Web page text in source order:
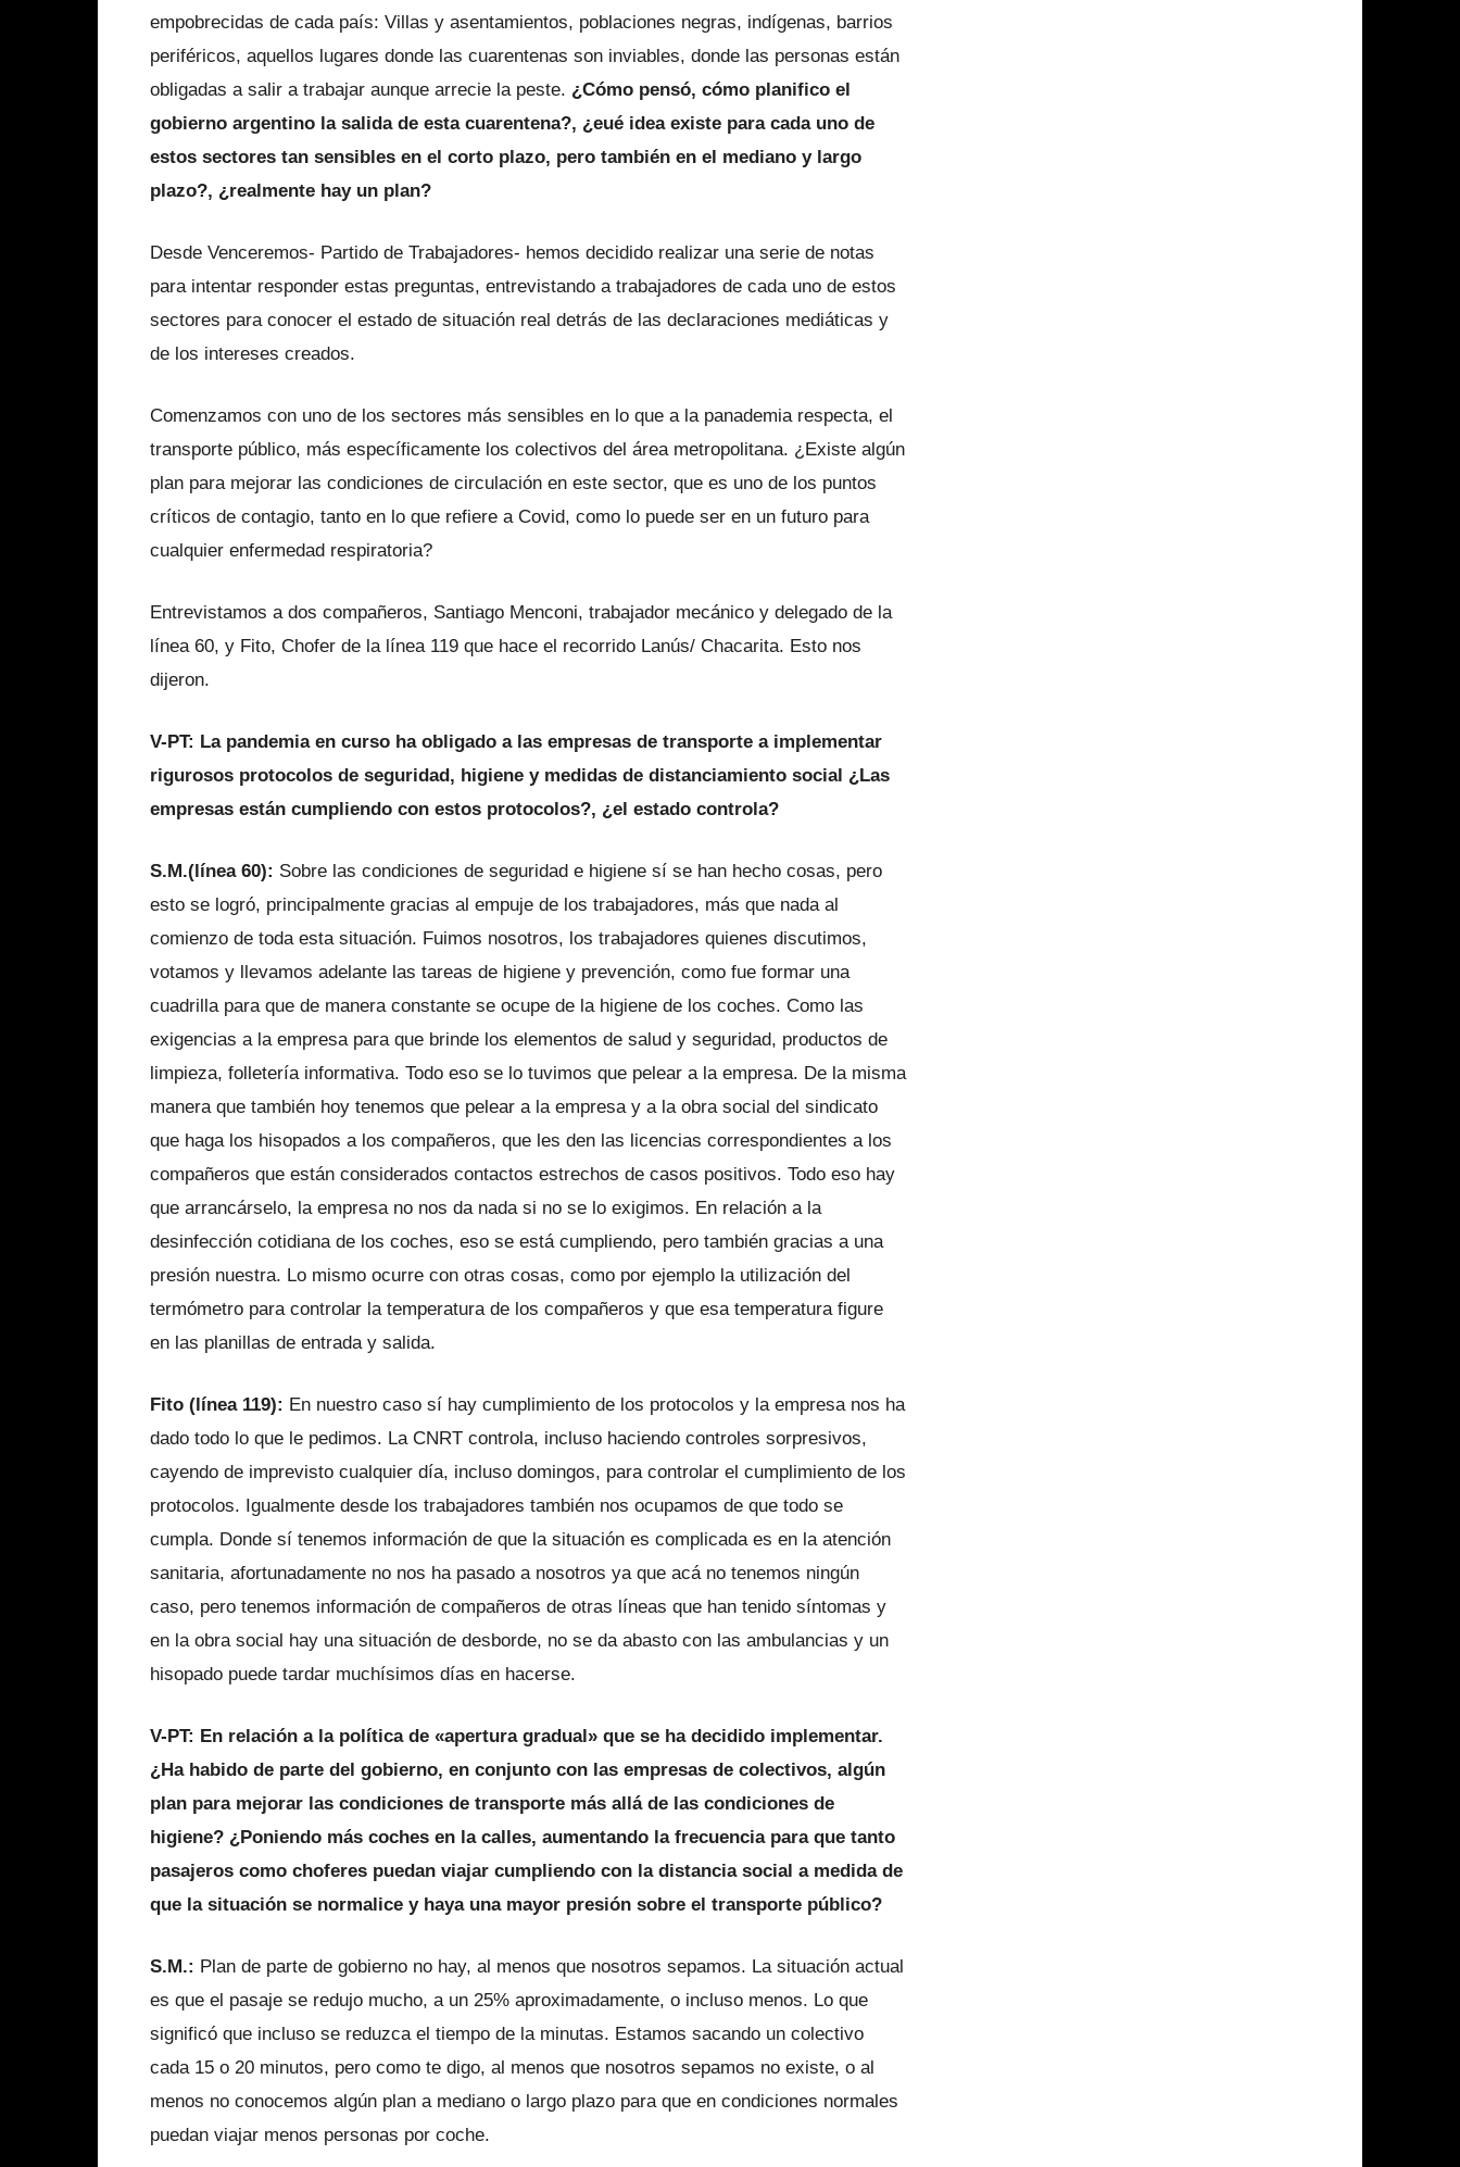
empobrecidas de cada país: Villas y asentamientos, poblaciones negras, indígenas, barrios
periféricos, aquellos lugares donde las cuarentenas son inviables, donde las personas están
obligadas a salir a trabajar aunque arrecie la peste. ¿Cómo pensó, cómo planifico el
gobierno argentino la salida de esta cuarentena?, ¿eué idea existe para cada uno de
estos sectores tan sensibles en el corto plazo, pero también en el mediano y largo
plazo?, ¿realmente hay un plan?
Desde Venceremos- Partido de Trabajadores- hemos decidido realizar una serie de notas
para intentar responder estas preguntas, entrevistando a trabajadores de cada uno de estos
sectores para conocer el estado de situación real detrás de las declaraciones mediáticas y
de los intereses creados.
Comenzamos con uno de los sectores más sensibles en lo que a la panademia respecta, el
transporte público, más específicamente los colectivos del área metropolitana. ¿Existe algún
plan para mejorar las condiciones de circulación en este sector, que es uno de los puntos
críticos de contagio, tanto en lo que refiere a Covid, como lo puede ser en un futuro para
cualquier enfermedad respiratoria?
Entrevistamos a dos compañeros, Santiago Menconi, trabajador mecánico y delegado de la
línea 60, y Fito, Chofer de la línea 119 que hace el recorrido Lanús/ Chacarita. Esto nos
dijeron.
V-PT: La pandemia en curso ha obligado a las empresas de transporte a implementar
rigurosos protocolos de seguridad, higiene y medidas de distanciamiento social ¿Las
empresas están cumpliendo con estos protocolos?, ¿el estado controla?
S.M.(línea 60): Sobre las condiciones de seguridad e higiene sí se han hecho cosas, pero
esto se logró, principalmente gracias al empuje de los trabajadores, más que nada al
comienzo de toda esta situación. Fuimos nosotros, los trabajadores quienes discutimos,
votamos y llevamos adelante las tareas de higiene y prevención, como fue formar una
cuadrilla para que de manera constante se ocupe de la higiene de los coches. Como las
exigencias a la empresa para que brinde los elementos de salud y seguridad, productos de
limpieza, folletería informativa. Todo eso se lo tuvimos que pelear a la empresa. De la misma
manera que también hoy tenemos que pelear a la empresa y a la obra social del sindicato
que haga los hisopados a los compañeros, que les den las licencias correspondientes a los
compañeros que están considerados contactos estrechos de casos positivos. Todo eso hay
que arrancárselo, la empresa no nos da nada si no se lo exigimos. En relación a la
desinfección cotidiana de los coches, eso se está cumpliendo, pero también gracias a una
presión nuestra. Lo mismo ocurre con otras cosas, como por ejemplo la utilización del
termómetro para controlar la temperatura de los compañeros y que esa temperatura figure
en las planillas de entrada y salida.
Fito (línea 119): En nuestro caso sí hay cumplimiento de los protocolos y la empresa nos ha
dado todo lo que le pedimos. La CNRT controla, incluso haciendo controles sorpresivos,
cayendo de imprevisto cualquier día, incluso domingos, para controlar el cumplimiento de los
protocolos. Igualmente desde los trabajadores también nos ocupamos de que todo se
cumpla. Donde sí tenemos información de que la situación es complicada es en la atención
sanitaria, afortunadamente no nos ha pasado a nosotros ya que acá no tenemos ningún
caso, pero tenemos información de compañeros de otras líneas que han tenido síntomas y
en la obra social hay una situación de desborde, no se da abasto con las ambulancias y un
hisopado puede tardar muchísimos días en hacerse.
V-PT: En relación a la política de «apertura gradual» que se ha decidido implementar.
¿Ha habido de parte del gobierno, en conjunto con las empresas de colectivos, algún
plan para mejorar las condiciones de transporte más allá de las condiciones de
higiene? ¿Poniendo más coches en la calles, aumentando la frecuencia para que tanto
pasajeros como choferes puedan viajar cumpliendo con la distancia social a medida de
que la situación se normalice y haya una mayor presión sobre el transporte público?
S.M.: Plan de parte de gobierno no hay, al menos que nosotros sepamos. La situación actual
es que el pasaje se redujo mucho, a un 25% aproximadamente, o incluso menos. Lo que
significó que incluso se reduzca el tiempo de la minutas. Estamos sacando un colectivo
cada 15 o 20 minutos, pero como te digo, al menos que nosotros sepamos no existe, o al
menos no conocemos algún plan a mediano o largo plazo para que en condiciones normales
puedan viajar menos personas por coche.